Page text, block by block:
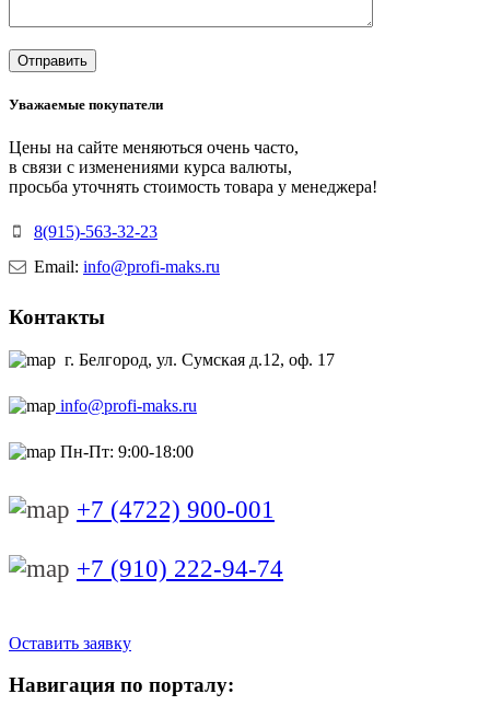
Уважаемые покупатели
Цены на сайте меняються очень часто,
в связи с изменениями курса валюты,
просьба уточнять стоимость товара у менеджера!
8(915)-563-32-23
Email: info@profi-maks.ru
Контакты
г. Белгород, ул. Сумская д.12, оф. 17
info@profi-maks.ru
Пн-Пт: 9:00-18:00
+7 (4722) 900-001
+7 (910) 222-94-74
Оставить заявку
Навигация по порталу: